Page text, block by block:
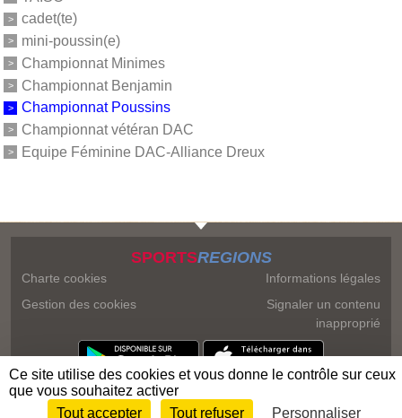
cadet(te)
mini-poussin(e)
Championnat Minimes
Championnat Benjamin
Championnat Poussins
Championnat vétéran DAC
Equipe Féminine DAC-Alliance Dreux
SPORTSREGIONS
Charte cookies
Gestion des cookies
Informations légales
Signaler un contenu
inapproprié
Envie de participer ? Connexion
Ce site utilise des cookies et vous donne le contrôle sur ceux
que vous souhaitez activer
Tout accepter
Tout refuser Personnaliser